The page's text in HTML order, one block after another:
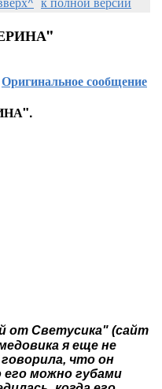
Оригинальное сообщение
от Светусика" (сайт
я еще не
что он
его можно губами